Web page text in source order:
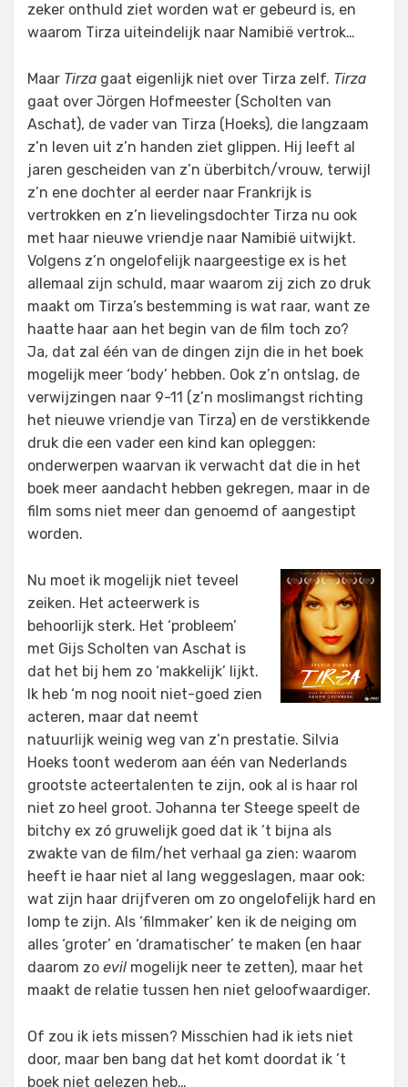
zeker onthuld ziet worden wat er gebeurd is, en
waarom Tirza uiteindelijk naar Namibië vertrok…
Maar Tirza gaat eigenlijk niet over Tirza zelf. Tirza
gaat over Jörgen Hofmeester (Scholten van
Aschat), de vader van Tirza (Hoeks), die langzaam
z’n leven uit z’n handen ziet glippen. Hij leeft al
jaren gescheiden van z’n überbitch/vrouw, terwijl
z’n ene dochter al eerder naar Frankrijk is
vertrokken en z’n lievelingsdochter Tirza nu ook
met haar nieuwe vriendje naar Namibië uitwijkt.
Volgens z’n ongelofelijk naargeestige ex is het
allemaal zijn schuld, maar waarom zij zich zo druk
maakt om Tirza’s bestemming is wat raar, want ze
haatte haar aan het begin van de film toch zo?
Ja, dat zal één van de dingen zijn die in het boek
mogelijk meer ‘body’ hebben. Ook z’n ontslag, de
verwijzingen naar 9-11 (z’n moslimangst richting
het nieuwe vriendje van Tirza) en de verstikkende
druk die een vader een kind kan opleggen:
onderwerpen waarvan ik verwacht dat die in het
boek meer aandacht hebben gekregen, maar in de
film soms niet meer dan genoemd of aangestipt
worden.
Nu moet ik mogelijk niet teveel
zeiken. Het acteerwerk is
behoorlijk sterk. Het ‘probleem’
met Gijs Scholten van Aschat is
dat het bij hem zo ‘makkelijk’ lijkt.
Ik heb ‘m nog nooit niet-goed zien
acteren, maar dat neemt
natuurlijk weinig weg van z’n prestatie. Silvia
Hoeks toont wederom aan één van Nederlands
grootste acteertalenten te zijn, ook al is haar rol
niet zo heel groot. Johanna ter Steege speelt de
bitchy ex zó gruwelijk goed dat ik ’t bijna als
zwakte van de film/het verhaal ga zien: waarom
heeft ie haar niet al lang weggeslagen, maar ook:
wat zijn haar drijfveren om zo ongelofelijk hard en
lomp te zijn. Als ‘filmmaker’ ken ik de neiging om
alles ‘groter’ en ‘dramatischer’ te maken (en haar
daarom zo evil mogelijk neer te zetten), maar het
maakt de relatie tussen hen niet geloofwaardiger.
Of zou ik iets missen? Misschien had ik iets niet
door, maar ben bang dat het komt doordat ik ’t
boek niet gelezen heb…